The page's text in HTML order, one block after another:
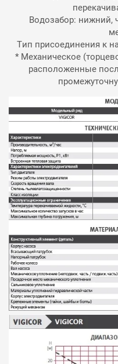
Водозабор: нижний,
Тип присоединения к
* Механическое
расположенные